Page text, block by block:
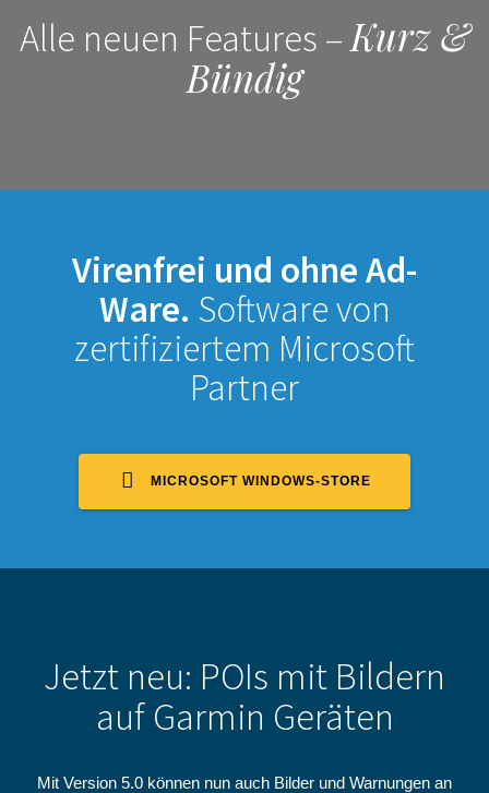
Alle neuen Features –Kurz &
Bündig
Virenfrei und ohne Ad-
Ware. Software von
zertifiziertem Microsoft
Partner
MICROSOFT WINDOWS-STORE
Jetzt neu: POIs mit Bildern
auf Garmin Geräten
Mit Version 5.0 können nun auch Bilder und Warnungen an